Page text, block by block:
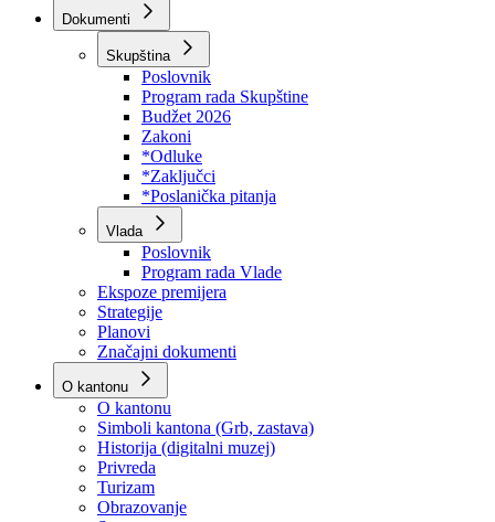
Dokumenti
Skupština
Poslovnik
Program rada Skupštine
Budžet 2026
Zakoni
*Odluke
*Zaključci
*Poslanička pitanja
Vlada
Poslovnik
Program rada Vlade
Ekspoze premijera
Strategije
Planovi
Značajni dokumenti
O kantonu
O kantonu
Simboli kantona (Grb, zastava)
Historija (digitalni muzej)
Privreda
Turizam
Obrazovanje